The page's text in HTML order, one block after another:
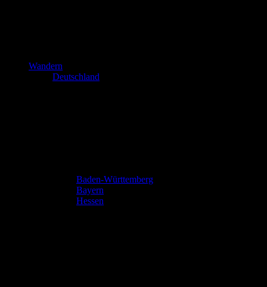
Wandern
Deutschland
Baden-Württemberg
Bayern
Hessen